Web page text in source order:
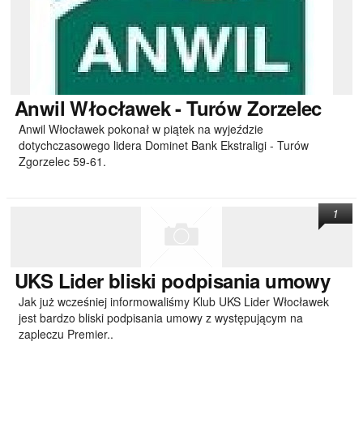
Anwil Włocławek - Turów Zorzelec
Anwil Włocławek pokonał w piątek na wyjeździe
dotychczasowego lidera Dominet Bank Ekstraligi - Turów
Zgorzelec 59-61.
UKSLider bliski podpisania umowy
Jak już wcześniej informowaliśmy Klub UKS Lider Włocławek
jest bardzo bliski podpisania umowy z występującym na
zapleczu Premier..
1